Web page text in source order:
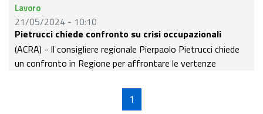
Lavoro
21/05/2024 - 10:10
Pietrucci chiede confronto su crisi occupazionali
(ACRA) - Il consigliere regionale Pierpaolo Pietrucci chiede
un confronto in Regione per affrontare le vertenze
e la Magneti Marelli di Sulmona.
1